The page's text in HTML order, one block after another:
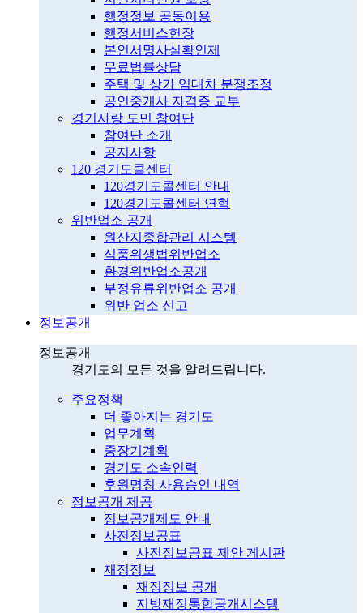
행정정보 공동이용
행정서비스헌장
본인서명사실확인제
무료법률상담
주택 및 상가 임대차 분쟁조정
공인중개사 자격증 교부
경기사랑 도민 참여단
참여단 소개
공지사항
120 경기도콜센터
120경기도콜센터 안내
120경기도콜센터 연혁
위반업소 공개
원산지종합관리 시스템
식품위생법위반업소
환경위반업소공개
부정유류위반업소 공개
위반 업소 신고
정보공개
정보공개
경기도의 모든 것을 알려드립니다.
주요정책
더 좋아지는 경기도
업무계획
중장기계획
경기도 소속인력
후원명칭 사용승인 내역
정보공개 제공
정보공개제도 안내
사전정보공표
사전정보공표 제안 게시판
재정정보
재정정보 공개
지방재정통합공개시스템